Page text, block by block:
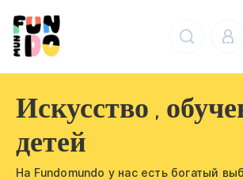
Искусство ,
детей
На Fundomundo у нас есть богатый